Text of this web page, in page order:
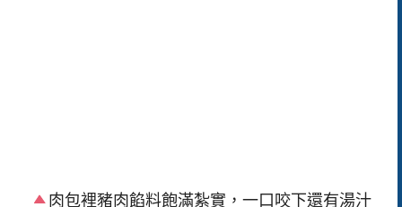
肉包裡豬肉餡料飽滿紮實，一口咬下還有湯汁